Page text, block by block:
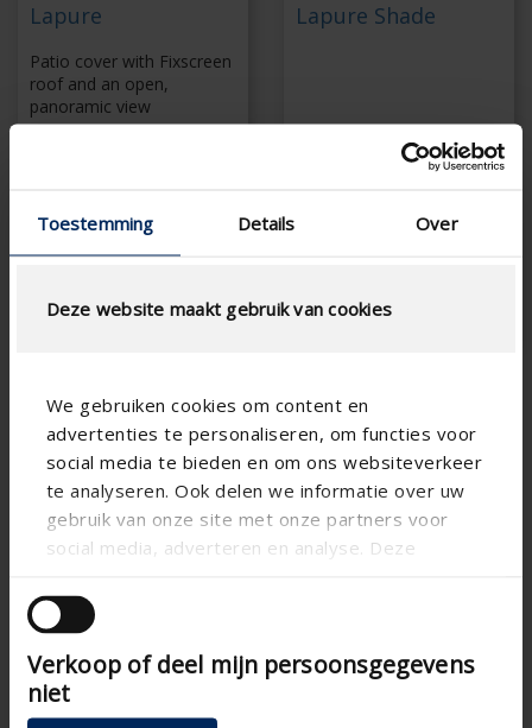
Toestemming Details Over
Deze website maakt gebruik van cookies
We gebruiken cookies om content en
advertenties te personaliseren, om functies voor
social media te bieden en om ons websiteverkeer
te analyseren. Ook delen we informatie over uw
gebruik van onze site met onze partners voor
social media, adverteren en analyse. Deze
andere informatie die u aan ze heeft verstrekt of
die ze hebben verzameld op basis van uw gebruik
van hun services.
Verkoop of deel mijn persoonsgegevens
niet
Lapure
Patio cover with Fixscreen
roof and an open,
panoramic view
High wind resistance
No sagging in the rain
technology
Lapure Shade